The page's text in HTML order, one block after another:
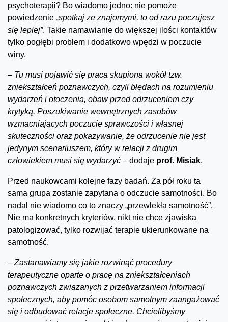
psychoterapii? Bo wiadomo jedno: nie pomoże
powiedzenie „spotkaj ze znajomymi, to od razu poczujesz
się lepiej”. Takie namawianie do większej ilości kontaktów
tylko pogłębi problem i dodatkowo wpędzi w poczucie
winy.
– Tu musi pojawić się praca skupiona wokół tzw.
zniekształceń poznawczych, czyli błędach na rozumieniu
wydarzeń i otoczenia, obaw przed odrzuceniem czy
krytyką. Poszukiwanie wewnętrznych zasobów
wzmacniających poczucie sprawczości i własnej
skuteczności oraz pokazywanie, że odrzucenie nie jest
jedynym scenariuszem, który w relacji z drugim
człowiekiem musi się wydarzyć – dodaje prof. Misiak.
Przed naukowcami kolejne fazy badań. Za pół roku ta
sama grupa zostanie zapytana o odczucie samotności. Bo
nadal nie wiadomo co to znaczy „przewlekła samotność”.
Nie ma konkretnych kryteriów, nikt nie chce zjawiska
patologizować, tylko rozwijać terapie ukierunkowane na
samotność.
– Zastanawiamy się jakie rozwinąć procedury
terapeutyczne oparte o pracę na zniekształceniach
poznawczych związanych z przetwarzaniem informacji
społecznych, aby pomóc osobom samotnym zaangażować
się i odbudować relacje społeczne. Chcielibyśmy